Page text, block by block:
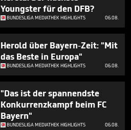
Youngster für den DFB?
BUNDESLIGA MEDIATHEK HIGHLIGHTS 06.08.
Herold über Bayern-Zeit: "Mit
das Beste in Europa"
BUNDESLIGA MEDIATHEK HIGHLIGHTS 06.08.
"Das ist der spannendste
Konkurrenzkampf beim FC
Bayern"
BUNDESLIGA MEDIATHEK HIGHLIGHTS 06.08.